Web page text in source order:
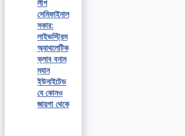
লীগ
সেমিফাইনাল
সকার:
লাইভস্ট্রিম
অ্যাথলেটিক
ক্লাব বনাম
ম্যান
ইউনাইটেড
যে কোনও
জায়গা থেকে